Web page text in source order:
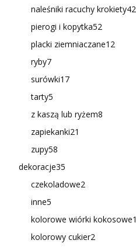
naleśniki racuchy krokiety42
pierogi i kopytka52
placki ziemniaczane12
ryby7
surówki17
tarty5
z kaszą lub ryżem8
zapiekanki21
zupy58
dekoracje35
czekoladowe2
inne5
kolorowe wiórki kokosowe1
kolorowy cukier2